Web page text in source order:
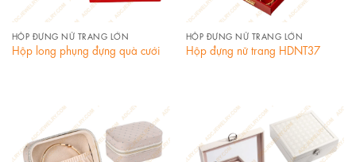
HỘP ĐỰNG NỮ TRANG LỚN
Hộp long phụng đựng quà cưới
HỘP ĐỰNG NỮ TRANG LỚN
Hộp đựng nữ trang HDNT37